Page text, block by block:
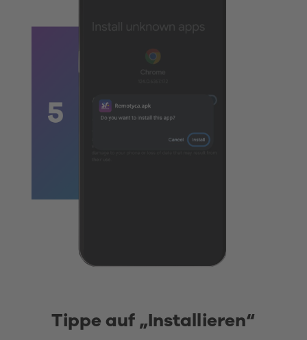
Tippe auf „Installieren“